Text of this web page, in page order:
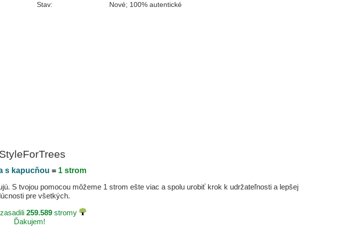
Stav:
Nové; 100% autentické
s kapucňou = 1 strom
S tvojou pomocou môžeme 1 strom ešte viac a spolu urobiť krok k udržateľnosti a lepšej
pre všetkých.
259.589 stromy
Ďakujem!